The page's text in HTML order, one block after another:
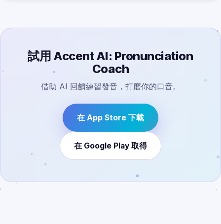
試用 Accent AI: Pronunciation
Coach
借助 AI 回饋練習發音，打磨你的口音。
在 App Store 下載
在 Google Play 取得